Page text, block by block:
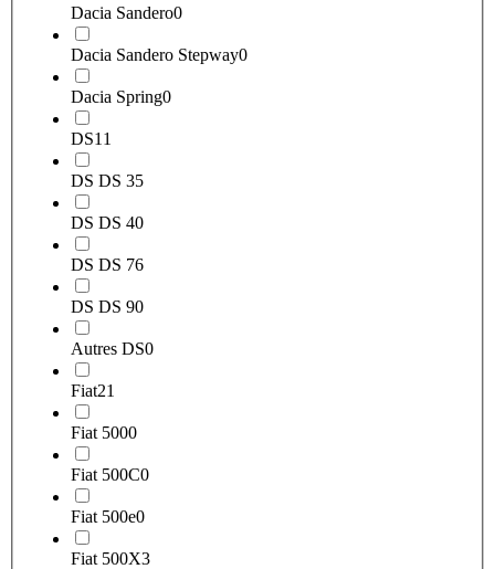
Dacia Sandero0
Dacia Sandero Stepway0
Dacia Spring0
DS11
DS DS 35
DS DS 40
DS DS 76
DS DS 90
Autres DS0
Fiat21
Fiat 5000
Fiat 500C0
Fiat 500e0
Fiat 500X3